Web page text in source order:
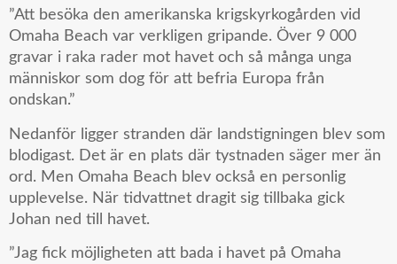
”Att besöka den amerikanska krigskyrkogården vid
Omaha Beach var verkligen gripande. Över 9 000
gravar i raka rader mot havet och så många unga
människor som dog för att befria Europa från
ondskan.”
Nedanför ligger stranden där landstigningen blev som
blodigast. Det är en plats där tystnaden säger mer än
ord. Men Omaha Beach blev också en personlig
upplevelse. När tidvattnet dragit sig tillbaka gick
Johan ned till havet.
”Jag fick möjligheten att bada i havet på Omaha